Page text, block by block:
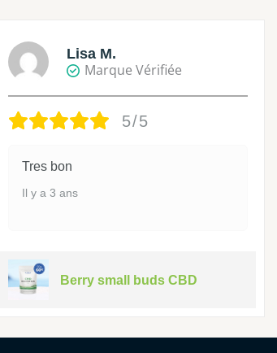
Lisa M.
Marque Vérifiée
5/5
Tres bon
Il y a 3 ans
Berry small buds CBD